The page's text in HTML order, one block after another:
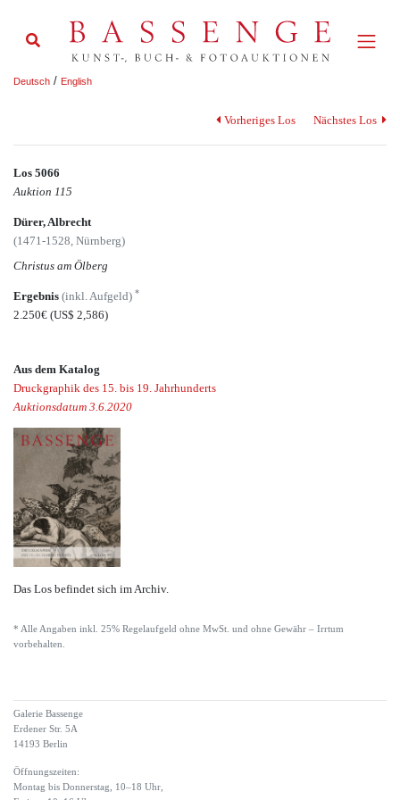
Deutsch / English
Vorheriges Los Nächstes Los
Los 5066
Auktion 115
Dürer, Albrecht
(1471-1528, Nürnberg)
Christus am Ölberg
Ergebnis (inkl. Aufgeld) *
2.250€ (US$ 2,586)
Aus dem Katalog
Druckgraphik des 15. bis 19. Jahrhunderts
Auktionsdatum 3.6.2020
Das Los befindet sich im Archiv.
* Alle Angaben inkl. 25% Regelaufgeld ohne MwSt. und ohne Gewähr – Irrtum
vorbehalten.
Galerie Bassenge
Erdener Str. 5A
14193 Berlin
Öffnungszeiten:
Montag bis Donnerstag, 10–18 Uhr,